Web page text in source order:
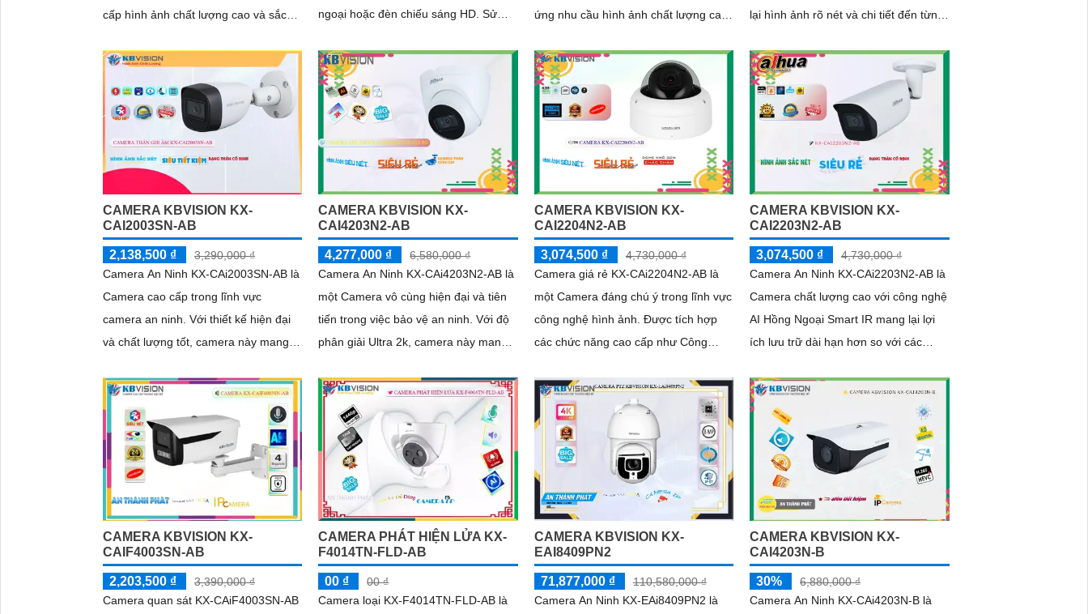
cấp hình ảnh chất lượng cao và sắc
ngoại hoặc đèn chiếu sáng HD. Sử
năng Chống Ngược Sáng DWDR
120db
ứng nhu cầu hình ảnh chất lượng cao.
camera...
lại hình ảnh rõ nét và chi tiết đến từng
CAMERA KBVISION KX-
CAI2003SN-AB
2,138,500 ₫
3,290,000 ₫
Camera An Ninh KX-CAi2003SN-AB là
Camera cao cấp trong lĩnh vực
camera an ninh. Với thiết kế hiện đại
và chất lượng tốt, camera này mang
công nghệ CMOS
CAMERA KBVISION KX-
CAI4203N2-AB
4,277,000 ₫
6,580,000 ₫
Camera An Ninh KX-CAi4203N2-AB là
một Camera vô cùng hiện đại và tiên
tiến trong việc bảo vệ an ninh. Với độ
phân giải Ultra 2k, camera này mang
CAMERA KBVISION KX-
CAI2204N2-AB
3,074,500 ₫
4,730,000 ₫
Camera giá rẻ KX-CAi2204N2-AB là
một Camera đáng chú ý trong lĩnh vực
công nghệ hình ảnh. Được tích hợp
các chức năng cao cấp như Công
nghệ nén hình ảnh H.265+/H
CAMERA KBVISION KX-
CAI2203N2-AB
3,074,500 ₫
4,730,000 ₫
Camera An Ninh KX-CAi2203N2-AB là
Camera chất lượng cao với công nghệ
AI Hồng Ngoại Smart IR mang lại lợi
ích lưu trữ dài hạn hơn so với các
H.265+/H.265/H.264+/H
CAMERA KBVISION KX-
CAIF4003SN-AB
2,203,500 ₫
3,390,000 ₫
Camera quan sát KX-CAiF4003SN-AB
CAMERA PHÁT HIỆN LỬA KX-
F4014TN-FLD-AB
00 ₫
00 ₫
Camera loại KX-F4014TN-FLD-AB là
CAMERA KBVISION KX-
EAI8409PN2
71,877,000 ₫
110,580,000 ₫
Camera An Ninh KX-EAi8409PN2 là
CAMERA KBVISION KX-
CAI4203N-B
30%
6,880,000 ₫
Camera An Ninh KX-CAi4203N-B là